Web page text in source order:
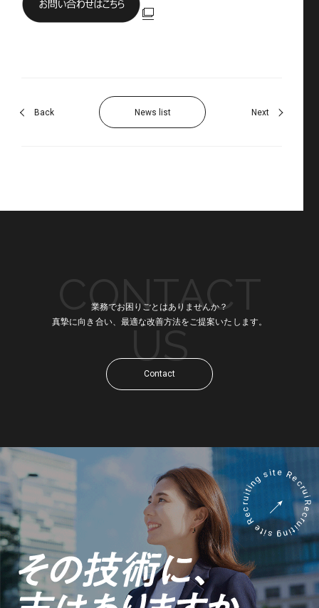
Back News list Next
業務でお困りごとはありませんか？
真摯に向き合い、最適な改善方法をご提案いたします。
CONTACT
US
Contact
Recruiting site Recruiting site Recruiting site Recruiting site